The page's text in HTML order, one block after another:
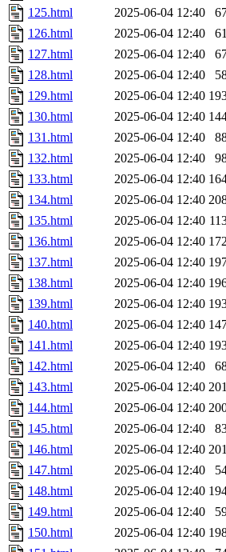
125.html
2025-06-04 12:40
126.html
2025-06-04 12:40
127.html
2025-06-04 12:40
128.html
2025-06-04 12:40
129.html
2025-06-04 12:40
130.html
2025-06-04 12:40
131.html
2025-06-04 12:40
132.html
2025-06-04 12:40
133.html
2025-06-04 12:40
134.html
2025-06-04 12:40
135.html
2025-06-04 12:40
136.html
2025-06-04 12:40
137.html
2025-06-04 12:40
138.html
2025-06-04 12:40
139.html
2025-06-04 12:40
140.html
2025-06-04 12:40
141.html
2025-06-04 12:40
142.html
2025-06-04 12:40
143.html
2025-06-04 12:40
144.html
2025-06-04 12:40
145.html
2025-06-04 12:40
146.html
2025-06-04 12:40
147.html
2025-06-04 12:40
148.html
2025-06-04 12:40
149.html
2025-06-04 12:40
150.html
2025-06-04 12:40